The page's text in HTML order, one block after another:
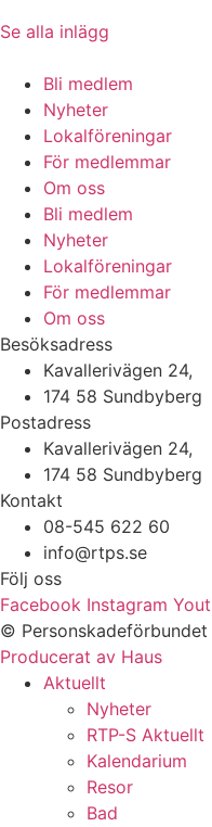
Se alla inlägg
Bli medlem
Nyheter
Lokalföreningar
För medlemmar
Om oss
Bli medlem
Nyheter
Lokalföreningar
För medlemmar
Om oss
Besöksadress
Kavallerivägen 24,
174 58 Sundbyberg
Postadress
Kavallerivägen 24,
174 58 Sundbyberg
Kontakt
08-545 622 60
info@rtps.se
Följ oss
Facebook Instagram
© Personskadeförbundet
Producerat av Haus
Aktuellt
Nyheter
RTP-S Aktuellt
Kalendarium
Resor
Bad